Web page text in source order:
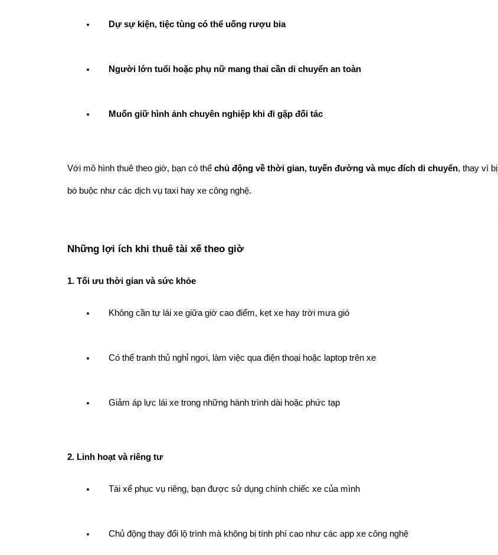
Dự sự kiện, tiệc tùng có thể uống rượu bia
Người lớn tuổi hoặc phụ nữ mang thai cần di chuyển an toàn
Muốn giữ hình ảnh chuyên nghiệp khi đi gặp đối tác
Với mô hình thuê theo giờ, bạn có thể chủ động về thời gian, tuyến đường và mục đích di chuyển, thay vì bị
bó buộc như các dịch vụ taxi hay xe công nghệ.
Những lợi ích khi thuê tài xế theo giờ
1. Tối ưu thời gian và sức khỏe
Không cần tự lái xe giữa giờ cao điểm, kẹt xe hay trời mưa gió
Có thể tranh thủ nghỉ ngơi, làm việc qua điện thoại hoặc laptop trên xe
Giảm áp lực lái xe trong những hành trình dài hoặc phức tạp
2. Linh hoạt và riêng tư
Tài xế phục vụ riêng, bạn được sử dụng chính chiếc xe của mình
Chủ động thay đổi lộ trình mà không bị tính phí cao như các app xe công nghệ